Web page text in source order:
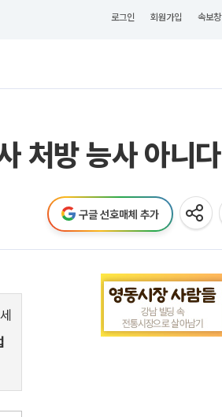
로그인 회원가입 속보창
처방 능사 아니다
구글 선호매체 추가